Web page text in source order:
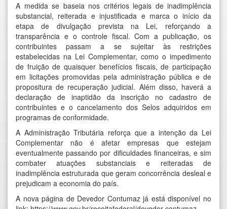
A medida se baseia nos critérios legais de inadimplência
substancial, reiterada e injustificada e marca o início da
etapa de divulgação prevista na Lei, reforçando a
transparência e o controle fiscal. Com a publicação, os
contribuintes passam a se sujeitar às restrições
estabelecidas na Lei Complementar, como o impedimento
de fruição de quaisquer benefícios fiscais, de participação
em licitações promovidas pela administração pública e de
propositura de recuperação judicial. Além disso, haverá a
declaração de inaptidão da inscrição no cadastro de
contribuintes e o cancelamento dos Selos adquiridos em
programas de conformidade.
A Administração Tributária reforça que a intenção da Lei
Complementar não é afetar empresas que estejam
eventualmente passando por dificuldades financeiras, e sim
combater atuações substanciais e reiteradas de
inadimplência estruturada que geram concorrência desleal e
prejudicam a economia do país.
A nova página de Devedor Contumaz já está disponível no